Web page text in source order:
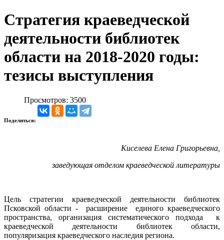
Стратегия краеведческой
деятельности библиотек
области на 2018-2020 годы:
тезисы выступления
Просмотров: 3500
Поделиться:
Киселева Елена Григорьевна,
заведующая отделом краеведческой литературы
Цель стратегии краеведческой деятельности библиотек
Псковской области - расширение единого краеведческого
пространства, организация систематического подхода к
краеведческой деятельности библиотек области,
популяризация краеведческого наследия региона.